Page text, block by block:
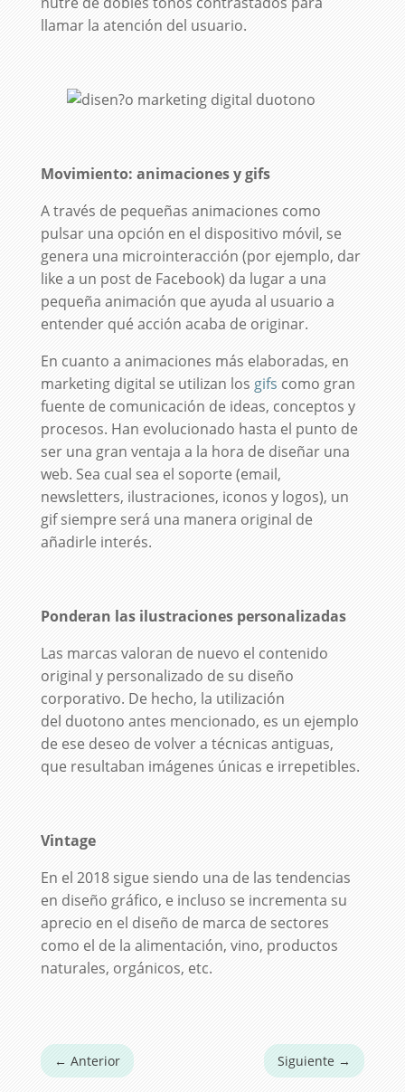
llamar la atención del usuario.
Movimiento: animaciones y gifs
A través de pequeñas animaciones como
pulsar una opción en el dispositivo móvil, se
genera una microinteracción (por ejemplo, dar
like a un post de Facebook) da lugar a una
pequeña animación que ayuda al usuario a
entender qué acción acaba de originar.
En cuanto a animaciones más elaboradas, en
marketing digital se utilizan los gifs como gran
fuente de comunicación de ideas, conceptos y
procesos. Han evolucionado hasta el punto de
ser una gran ventaja a la hora de diseñar una
web. Sea cual sea el soporte (email,
newsletters, ilustraciones, iconos y logos), un
gif siempre será una manera original de
añadirle interés.
Ponderan las ilustraciones personalizadas
Las marcas valoran de nuevo el contenido
original y personalizado de su diseño
corporativo. De hecho, la utilización
del duotono antes mencionado, es un ejemplo
de ese deseo de volver a técnicas antiguas,
que resultaban imágenes únicas e irrepetibles.
Vintage
En el 2018 sigue siendo una de las tendencias
en diseño gráfico, e incluso se incrementa su
aprecio en el diseño de marca de sectores
como el de la alimentación, vino, productos
naturales, orgánicos, etc.
← Anterior Siguiente →